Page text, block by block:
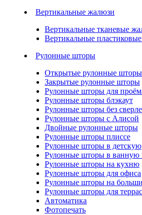
Вертикальные жалюзи
Вертикальные тканевые
Вертикальные
Рулонные шторы
Открытые рулонные шторы
Закрытые рулонные шторы
Рулонные шторы для
Рулонные шторы блэкаут
Рулонные шторы без
Рулонные шторы с Алисой
Двойные рулонные шторы
Рулонные шторы плиссе
Рулонные шторы в детскую
Рулонные шторы в ванную
Рулонные шторы на кухню
Рулонные шторы для офиса
Рулонные шторы на
Рулонные шторы для
Автоматика
Фотопечать